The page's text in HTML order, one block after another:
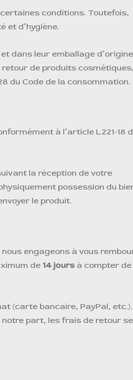
conditions. Toutefois,
et d’hygiène.
dans leur emballage
retour de produits cosmétiques,
du Code de la consommation.
à l’article L221-18
la réception de votre
possession du
le produit.
engageons à vous
de 14 jours à compter de
(carte bancaire, PayPal, etc.).
notre part, les frais de retour